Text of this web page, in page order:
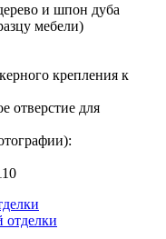
и шпон дуба
мебели)
крепления к
отверстие для
отделки